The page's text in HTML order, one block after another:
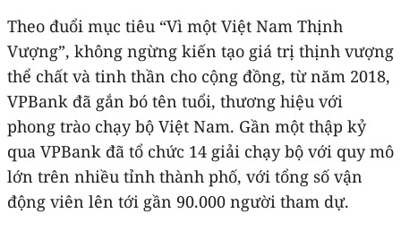
Theo đuổi mục tiêu “Vì một Việt Nam Thịnh
Vượng”, không ngừng kiến tạo giá trị thịnh vượng
thể chất và tinh thần cho cộng đồng, từ năm 2018,
VPBank đã gắn bó tên tuổi, thương hiệu với
phong trào chạy bộ Việt Nam. Gần một thập kỷ
qua VPBank đã tổ chức 14 giải chạy bộ với quy mô
lớn trên nhiều tỉnh thành phố, với tổng số vận
động viên lên tới gần 90.000 người tham dự.